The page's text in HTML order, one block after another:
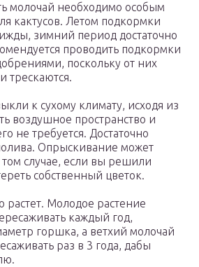
молочай необходимо особым
кактусов. Летом подкормки
зимний период достаточно
проводить подкормки
поскольку от них
трескаются.
к сухому климату, исходя из
воздушное пространство и
не требуется. Достаточно
Опрыскивание может
том случае, если вы решили
собственный цветок.
растет. Молодое растение
каждый год,
горшка, а ветхий молочай
раз в 3 года, дабы